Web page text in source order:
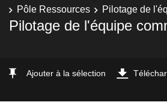
Pôle Ressources
Pilotage de
Pilotage de l'équipe
Ajouter à la sélection